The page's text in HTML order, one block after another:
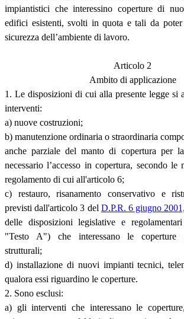
impiantistici che interessino coperture di
edifici esistenti, svolti in quota e tali da
sicurezza dell’ambiente di lavoro.
Articolo 2
Ambito di applicazione
1. Le disposizioni di cui alla presente legge si
interventi:
a) nuove costruzioni;
b) manutenzione ordinaria o straordinaria
anche parziale del manto di copertura per
necessario l’accesso in copertura, secondo le
regolamento di cui all'articolo 6;
c) restauro, risanamento conservativo e
previsti dall'articolo 3 del D.P.R. 6 giugno
delle disposizioni legislative e
"Testo A") che interessano le coperture
strutturali;
d) installazione di nuovi impianti tecnici,
qualora essi riguardino le coperture.
2. Sono esclusi:
a) gli interventi che interessano le